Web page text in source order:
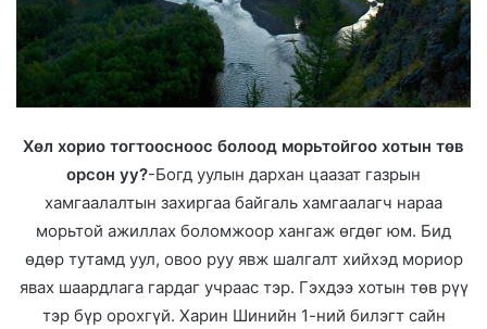
Хөл хорио тогтоосноос болоод морьтойгоо хотын төв
орсон уу?-Богд уулын дархан цаазат газрын
хамгаалалтын захиргаа байгаль хамгаалагч нараа
морьтой ажиллах боломжоор хангаж өгдөг юм. Бид
өдөр тутамд уул, овоо руу явж шалгалт хийхэд мориор
явах шаардлага гардаг учраас тэр. Гэхдээ хотын төв рүү
тэр бүр орохгүй. Харин Шинийн 1-ний билэгт сайн